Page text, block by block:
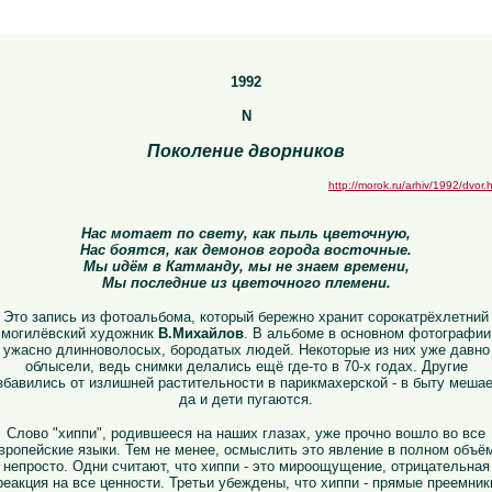
1992
N
Поколение дворников
http://morok.ru/arhiv/1992/
Нас мотает по свету, как пыль цветочную,
Нас боятся, как демонов города восточные.
Мы идём в Катманду, мы не знаем времени,
Мы последние из цветочного племени.
Это запись из фотоальбома, который бережно хранит сорокатрёхлетний
могилёвский художник В.Михайлов. В альбоме в основном фотографии
ужасно длинноволосых, бородатых людей. Некоторые из них уже давно
облысели, ведь снимки делались ещё где-то в 70-х годах. Другие
от излишней растительности в парикмахерской - в быту
да и дети пугаются.
Слово "хиппи", родившееся на наших глазах, уже прочно вошло во все
языки. Тем не менее, осмыслить это явление в полном
непросто. Одни считают, что хиппи - это мироощущение, отрицательная
на все ценности. Третьи убеждены, что хиппи - прямые